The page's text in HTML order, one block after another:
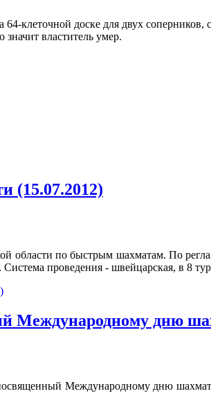
клеточной доске для двух
значит властитель умер.
(15.07.2012)
области по быстрым шахматам. По
проведения - швейцарская, в 8
Международному дню
Международному дню